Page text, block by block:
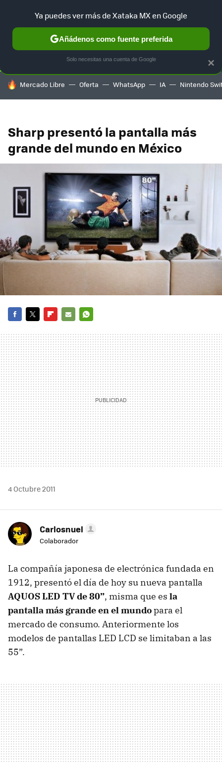
SELECCIÓN GAMING HOME AUTO TERRITORIO
HOY SE HABLA DE
Mercado Libre Oferta WhatsApp IA Nintendo
Sharp presentó la pantalla más
grande del mundo en México
MAIL
4 Octubre 2011
Carlosnuel
Colaborador
La compañía japonesa de electrónica fundada en
1912, presentó el día de hoy su nueva pantalla
AQUOSLED TV de 80”, misma que es la
pantalla más grande en el mundopara el
mercado de consumo. Anteriormente los
modelos de pantallas LED LCD se limitaban a las
55”.
×
Ya puedes ver más de Xataka MX en Google
Añádenos como fuente preferida
Solo necesitas una cuenta de Google